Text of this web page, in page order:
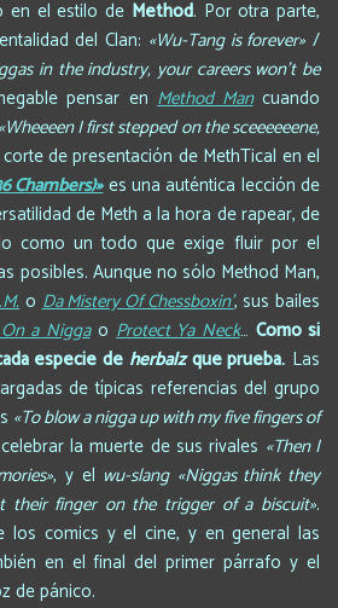
en el estilo de Method. Por otra parte,
del Clan: «Wu-Tang is forever» /
in the industry, your careers won’t be
pensar enMethod Mancuando
«Wheeeen I first stepped on the sceeeeeene,
corte de presentación de MethTical en el
Chambers)»es una auténtica lección de
de Meth a la hora de rapear, de
como un todo que exige fluir por el
posibles. Aunque no sólo Method Man,
oDa Mistery Of Chessboxin’, sus bailes
a NiggaoProtect Ya Neck… Como si
especie de herbalzque prueba. Las
de típicas referencias del grupo
«To blow a nigga up with my five fingers of
la muerte de sus rivales «Then I
, y el wu-slang «Niggas think they
their finger on the trigger of a biscuit».
los comics y el cine, y en general las
en el final del primer párrafo y el
de pánico.